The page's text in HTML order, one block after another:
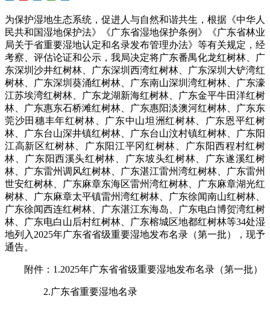
为保护湿地生态系统，促进人与自然和谐共生，根据《中华人
民共和国湿地保护法》《广东省湿地保护条例》《广东省林业
局关于省重要湿地认定和名录发布管理办法》等有关规定，经
考察、评估论证和公示，我局决定将广东番禺化龙红树林、广
东深圳沙井红树林、广东深圳西湾红树林、广东深圳大铲湾红
树林、广东深圳葵涌红树林、广东南山深圳湾红树林、广东濠
江苏埃湾红树林、广东龙湖新海红树林、广东金平牛田洋红树
林、广东惠东石桥滩红树林、广东惠阳淡澳河红树林、广东东
莞沙田穗丰年红树林、广东中山坦洲红树林、广东恩平红树
林、广东台山深井镇红树林、广东台山汶村镇红树林、广东阳
江高新区红树林、广东阳江平冈红树林、广东阳西程村红树
林、广东阳西溪头红树林、广东坡头红树林、广东遂溪红树
林、广东雷州调风红树林、广东湛江雷州湾红树林、广东雷州
世安红树林、广东麻章东海区雷州湾红树林、广东麻章湖光红
树林、广东麻章太平镇雷州湾红树林、广东徐闻南山红树林、
广东徐闻西连红树林、广东湛江东海岛、广东电白博贺湾红树
林、广东电白山后村红树林、广东榕城区地都红树林等34处湿
地列入2025年广东省省级重要湿地发布名录（第一批），现予
通告。
附件：1.2025年广东省省级重要湿地发布名录（第一批）
2.广东省重要湿地名录